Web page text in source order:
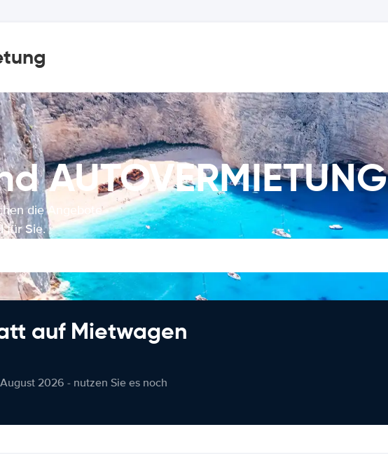
AUTOVERMIETUNG
die Angebote
für Sie.
auf Mietwagen
2026 - nutzen Sie es noch